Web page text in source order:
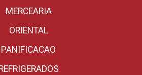
MERCEARIA
ORIENTAL
PANIFICACAO
REFRIGERADOS